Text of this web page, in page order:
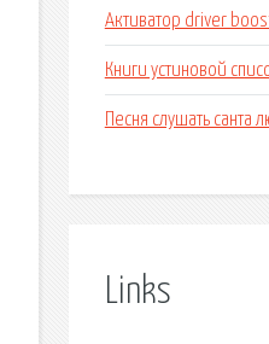
Активатор driver
Книги устиновой
Песня слушать санта
Links